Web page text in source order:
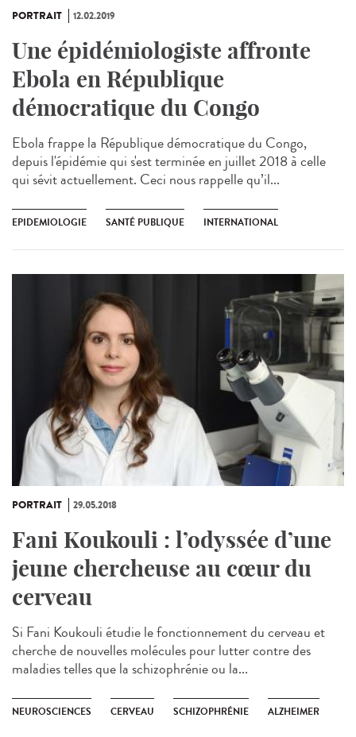
PORTRAIT 12.02.2019
Une épidémiologiste affronte
Ebola en République
démocratique du Congo
Ebola frappe la République démocratique du Congo,
depuis l'épidémie qui s'est terminée en juillet 2018 à celle
qui sévit actuellement. Ceci nous rappelle qu’il...
EPIDEMIOLOGIE SANTÉ PUBLIQUE INTERNATIONAL
PORTRAIT 29.05.2018
Fani Koukouli : l’odyssée d’une
jeune chercheuse au cœur du
cerveau
Si Fani Koukouli étudie le fonctionnement du cerveau et
cherche de nouvelles molécules pour lutter contre des
maladies telles que la schizophrénie ou la...
NEUROSCIENCES CERVEAU SCHIZOPHRÉNIE ALZHEIMER